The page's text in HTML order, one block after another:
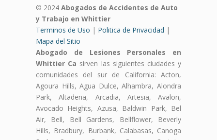
© 2024 Abogados de Accidentes de Auto
y Trabajo en Whittier
Terminos de Uso | Politica de Privacidad |
Mapa del Sitio
Abogado de Lesiones Personales en
Whittier Ca sirven las siguientes ciudades y
comunidades del sur de California: Acton,
Agoura Hills, Agua Dulce, Alhambra, Alondra
Park, Altadena, Arcadia, Artesia, Avalon,
Avocado Heights, Azusa, Baldwin Park, Bel
Air, Bell, Bell Gardens, Bellflower, Beverly
Hills, Bradbury, Burbank, Calabasas, Canoga